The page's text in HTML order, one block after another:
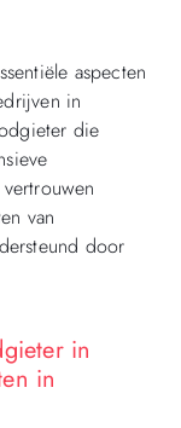
aspecten
in
die
van
door
in
in